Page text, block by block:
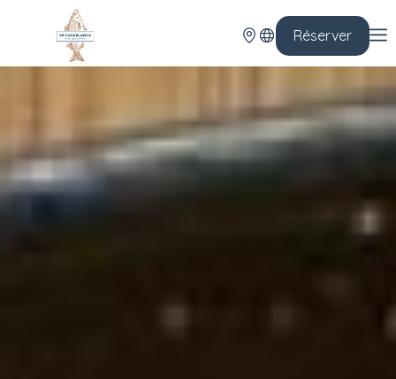
Es
Ca
Réserver